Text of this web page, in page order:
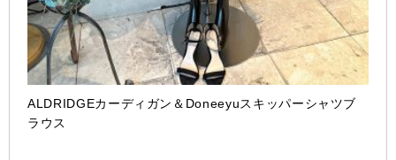
ALDRIDGEカーディガン＆Doneeyuスキッパーシャツブ
ラウス